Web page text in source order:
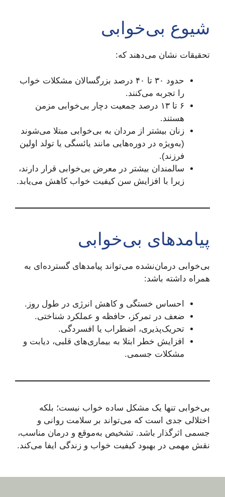
شیوع بی‌خوابی
تحقیقات نشان می‌دهند که:
حدود ۳۰ تا ۴۰ درصد بزرگسالان مشکلات خواب
را تجربه می‌کنند.
۶ تا ۱۳ درصد جمعیت دچار بی‌خوابی مزمن
هستند.
زنان بیشتر از مردان به بی‌خوابی مبتلا می‌شوند
(به‌ویژه در دوره‌هایی مانند یائسگی یا تولد اولین
فرزند).
سالمندان بیشتر در معرض بی‌خوابی قرار دارند،
زیرا با افزایش سن کیفیت خواب کاهش می‌یابد.
پیامدهای بی‌خوابی
بی‌خوابی درمان‌نشده می‌تواند پیامدهای گسترده‌ای به
همراه داشته باشد:
احساس خستگی و کاهش انرژی در طول روز.
ضعف در تمرکز، حافظه و عملکرد شناختی.
تحریک‌پذیری، اضطراب یا افسردگی.
افزایش خطر ابتلا به بیماری‌های قلبی، دیابت و
مشکلات جسمی.
بی‌خوابی تنها یک مشکل ساده خواب نیست؛ بلکه
اختلالی جدی است که می‌تواند بر سلامت روانی و
جسمی اثرگذار باشد. تشخیص به‌موقع و درمان مناسب،
نقش مهمی در بهبود کیفیت خواب و زندگی ایفا می‌کند.